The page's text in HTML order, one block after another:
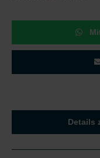
Details